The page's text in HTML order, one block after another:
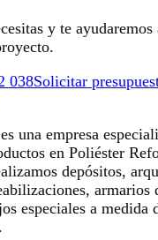
y te
038Solicitar
una empresa
en Poliéster
depósitos,
armarios
especiales a medida